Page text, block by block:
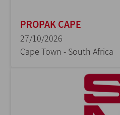
PROPAK CAPE
27/10/2026
Cape Town - South Africa